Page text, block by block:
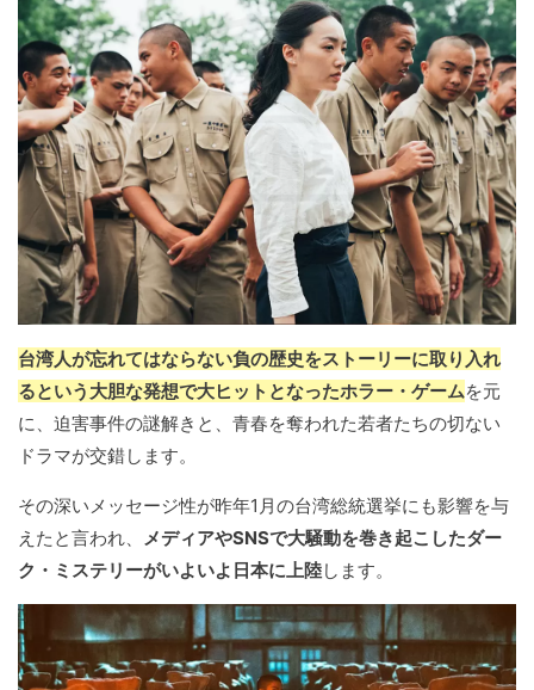
台湾人が忘れてはならない負の歴史をストーリーに取り入れ
るという大胆な発想で大ヒットとなったホラー・ゲームを元
に、迫害事件の謎解きと、青春を奪われた若者たちの切ない
ドラマが交錯します。
その深いメッセージ性が昨年1月の台湾総統選挙にも影響を与
えたと言われ、 メディアやSNSで大騒動を巻き起こしたダー
ク・ミステリーがいよいよ日本に上陸します。